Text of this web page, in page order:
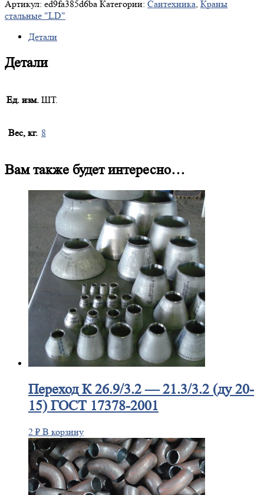
Артикул: ed9fa385d6ba Категории: Сантехника, Краны
стальные "LD"
Детали
Детали
Ед. изм. ШТ.
Вес, кг. 8
Вам также будет интересно…
ПереходК 26.9/3.2 — 21.3/3.2 (ду 20-
15) ГОСТ 17378-2001
2 ₽ В корзину